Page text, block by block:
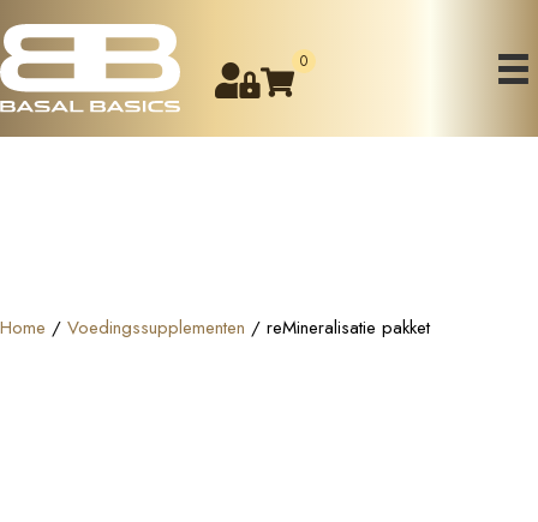
0
Home / Voedingssupplementen / reMineralisatie pakket